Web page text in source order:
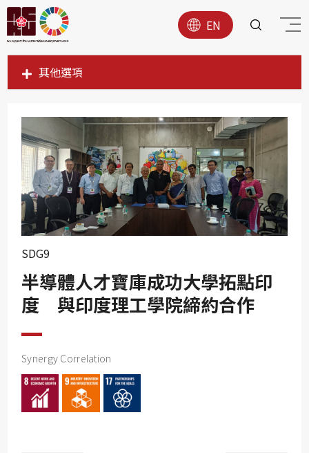
EN
其他選項
SDG1
SDG3
SDG4
SDG5
SDG6
SDG7
SDG9
SDG10
SDG9
半導體人才寶庫成功大學拓點印
度 與印度理工學院締約合作
Synergy Correlation